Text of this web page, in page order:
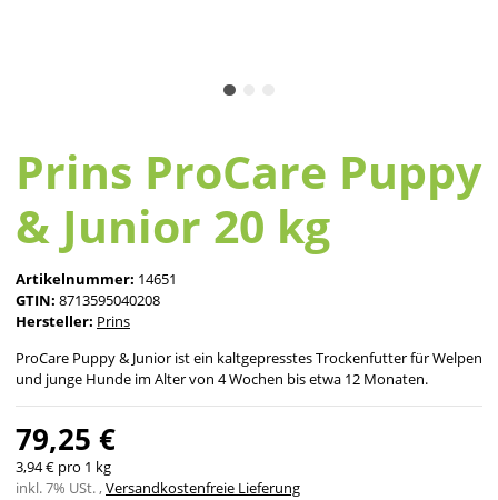
Prins ProCare Puppy
& Junior 20 kg
Artikelnummer: 14651
GTIN: 8713595040208
Hersteller: Prins
ProCare Puppy & Junior ist ein kaltgepresstes Trockenfutter für Welpen
und junge Hunde im Alter von 4 Wochen bis etwa 12 Monaten.
79,25 €
3,94 € pro 1 kg
inkl. 7% USt. ,Versandkostenfreie Lieferung